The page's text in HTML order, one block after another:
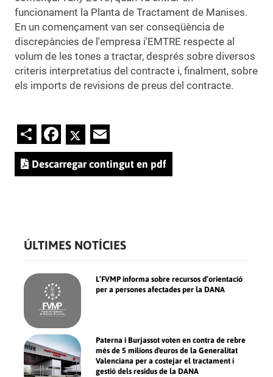
funcionament la Planta de Tractament de Manises.
En un començament van ser conseqüència de
discrepàncies de l'empresa i'EMTRE respecte al
volum de les tones a tractar, després sobre diversos
criteris interpretatius del contracte i, finalment, sobre
els imports de revisions de preus del contracte.
ShareFacebook
Twitter
Descarregar contingut en pdf
ÚLTIMES NOTÍCIES
L’FVMP informa sobre recursos d’orientació
per a persones afectades per la DANA
Paterna i Burjassot voten en contra de rebre
més de 5 milions d'euros de la Generalitat
Valenciana per a costejar el tractament i
gestió dels residus de la DANA